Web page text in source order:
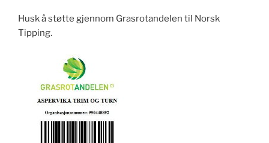
Husk å støtte gjennom Grasrotandelen til Norsk
Tipping.